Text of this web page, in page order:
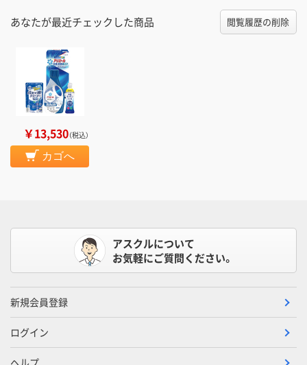
あなたが最近チェックした商品 閲覧履歴の削除
￥13,530（税込）
カゴへ
アスクルについて
お気軽にご質問ください。
新規会員登録
ログイン